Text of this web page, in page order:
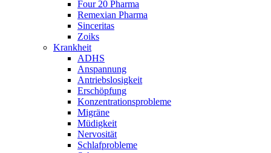
Four 20 Pharma
Remexian Pharma
Sinceritas
Zoiks
Krankheit
ADHS
Anspannung
Antriebslosigkeit
Erschöpfung
Konzentrationsprobleme
Migräne
Müdigkeit
Nervosität
Schlafprobleme